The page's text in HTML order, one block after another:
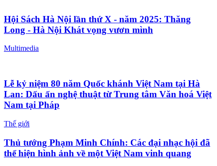
Hội Sách Hà Nội lần thứ X - năm 2025: Thăng
Long - Hà Nội Khát vọng vươn mình
Multimedia
Lễ kỷ niệm 80 năm Quốc khánh Việt Nam tại Hà
Lan: Dấu ấn nghệ thuật từ Trung tâm Văn hoá Việt
Nam tại Pháp
Thế giới
Thủ tướng Phạm Minh Chính: Các đại nhạc hội đã
thể hiện hình ảnh về một Việt Nam vinh quang